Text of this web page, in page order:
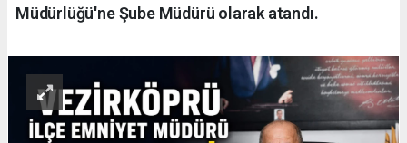
Müdürlüğü'ne Şube Müdürü olarak atandı.